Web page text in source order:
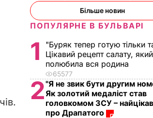
Більше новин
ПОПУЛЯРНЕ В БУЛЬВАРІ
1
"Буряк тепер готую тільки
Цікавий рецепт салату, який
полюбила вся родина
65577
2"Я не звик бути другим
Як золотий медаліст став
головкомом ЗСУ –
про Драпатого